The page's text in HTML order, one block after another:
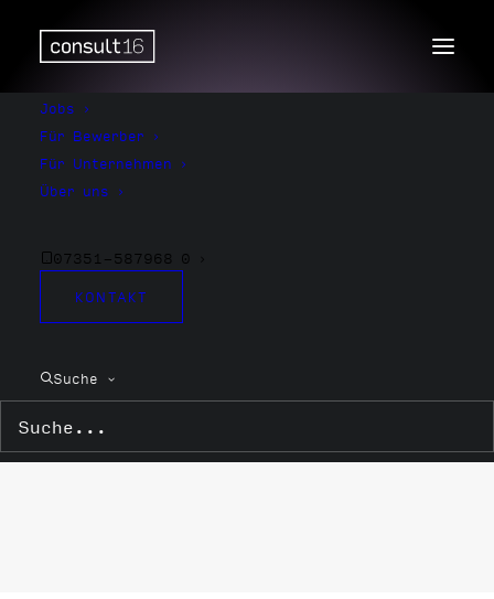
Jobs
Für Bewerber
Für Unternehmen
Über uns
07351-587968 0
KONTAKT
Suche